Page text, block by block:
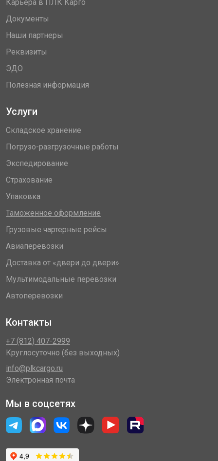
Карьера в ПЛК Карго
Документы
Наши партнеры
Реквизиты
ЭДО
Полезная информация
Услуги
Складское хранение
Погрузо-разгрузочные работы
Экспедирование
Страхование
Упаковка
Таможенное оформление
Грузовые чартерные рейсы
Авиаперевозки
Доставка от «двери до двери»
Мультимодальные перевозки
Автоперевозки
Контакты
+7 (812) 407-2999
Круглосуточно (без выходных)
info@plkcargo.ru
Электронная почта
Мы в соцсетях